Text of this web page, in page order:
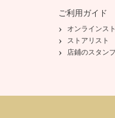
ご利用ガイド
オンラインス
ストアリスト
店鋪のスタン